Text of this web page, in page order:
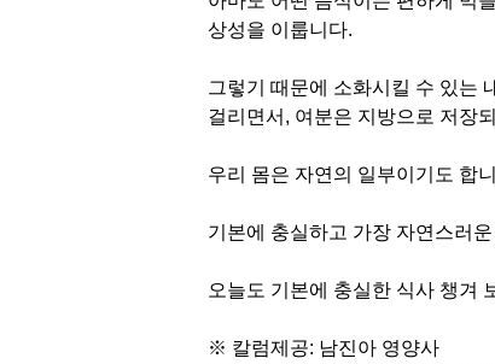
상성을 이룹니다.
그렇기 때문에 소화시킬 수 있는
걸리면서, 여분은 지방으로 저장
우리 몸은 자연의 일부이기도 합
기본에 충실하고 가장 자연스러
오늘도 기본에 충실한 식사 챙겨
※ 칼럼제공: 남진아 영양사